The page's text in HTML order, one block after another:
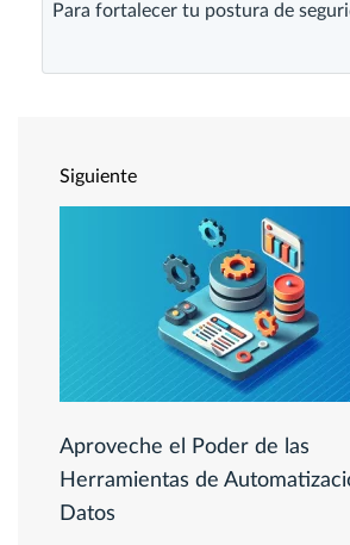
Para fortalecer tu postura de
Siguiente
Aproveche el Poder de las
Herramientas de
Datos